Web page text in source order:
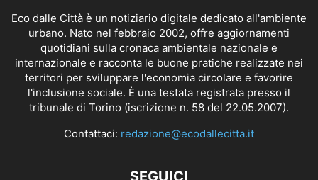
Eco dalle Città è un notiziario digitale dedicato all'ambiente
urbano. Nato nel febbraio 2002, offre aggiornamenti
quotidiani sulla cronaca ambientale nazionale e
internazionale e racconta le buone pratiche realizzate nei
territori per sviluppare l'economia circolare e favorire
l'inclusione sociale. È una testata registrata presso il
tribunale di Torino (iscrizione n. 58 del 22.05.2007).
Contattaci: redazione@ecodallecitta.it
SEGUICI